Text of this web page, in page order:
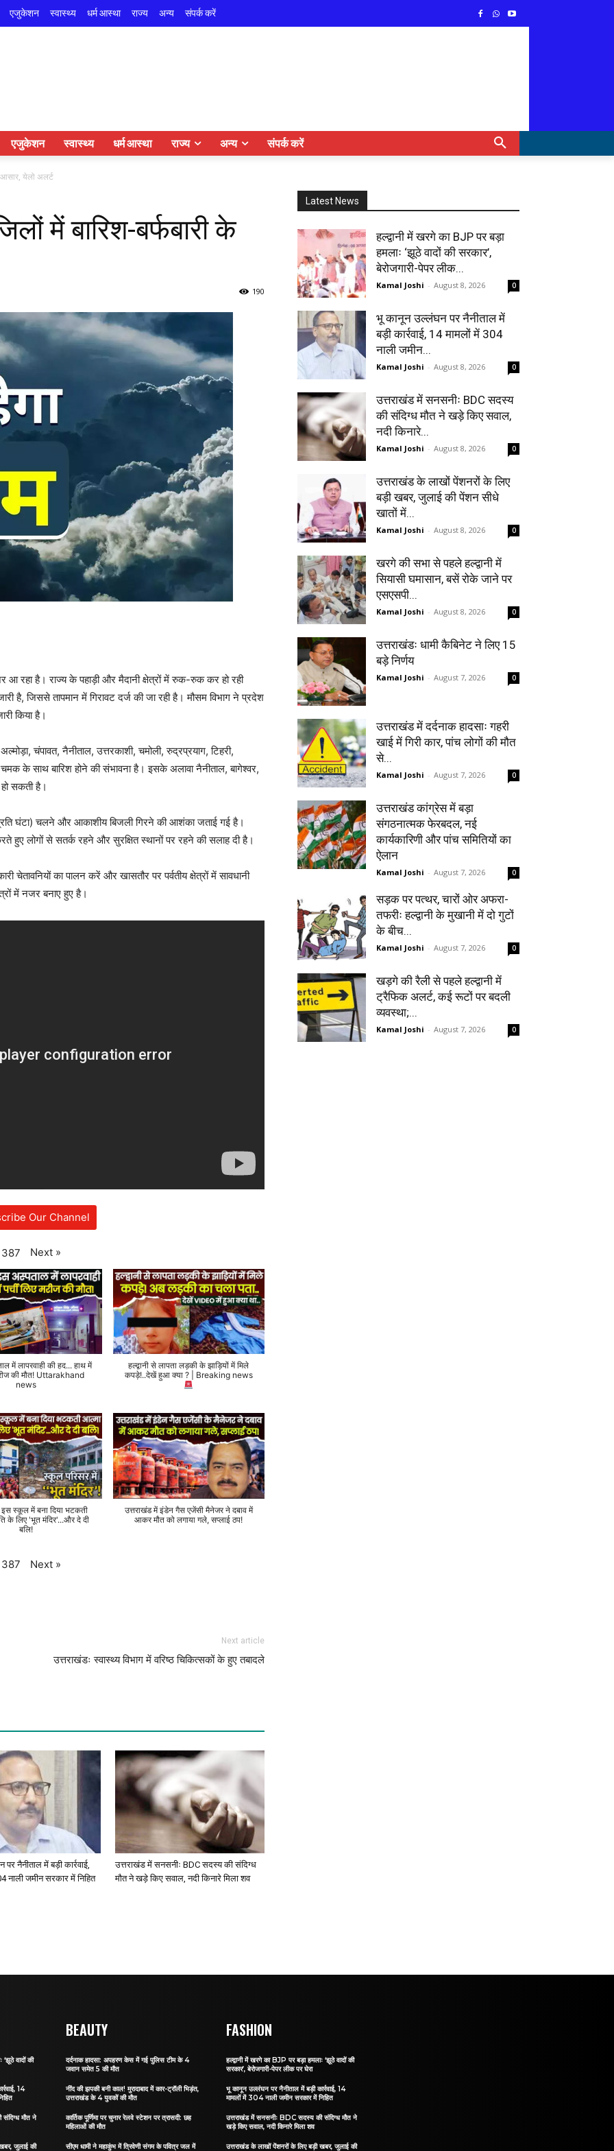
एजुकेशन स्वास्थ्य धर्म आस्था राज्य अन्य संपर्क करें
एजुकेशन स्वास्थ्य धर्म आस्था राज्य अन्य संपर्क करें
आसार, येलो अलर्ट
में बारिश-बर्फबारी के
190
रहा है। राज्य के पहाड़ी और मैदानी क्षेत्रों में रुक-रुक कर हो रही
है, जिससे तापमान में गिरावट दर्ज की जा रही है। मौसम विभाग ने प्रदेश
किया है।
चंपावत, नैनीताल, उत्तरकाशी, चमोली, रुद्रप्रयाग, टिहरी,
के साथ बारिश होने की संभावना है। इसके अलावा नैनीताल, बागेश्वर,
सकती है।
घंटा) चलने और आकाशीय बिजली गिरने की आशंका जताई गई है।
हुए लोगों से सतर्क रहने और सुरक्षित स्थानों पर रहने की सलाह दी है।
चेतावनियों का पालन करें और खासतौर पर पर्वतीय क्षेत्रों में सावधानी
में नजर बनाए हुए है।
Our Channel
387 Next »
में लापरवाही की हद... हाथ में
की मौत! Uttarakhand
news
हल्द्वानी से लापता लड़की के झाड़ियों में मिले
कपड़े!..देखें हुआ क्या ? | Breaking news
स्कूल में बना दिया भटकती
के लिए 'भूत मंदिर'...और दे दी
बलि!
उत्तराखंड में इंडेन गैस एजेंसी मैनेजर ने दबाव में
आकर मौत को लगाया गले, सप्लाई ठप!
387 Next »
Next article
उत्तराखंडः स्वास्थ्य विभाग में वरिष्ठ चिकित्सकों के हुए तबादले
नैनीताल में बड़ी कार्रवाई,
नाली जमीन सरकार में निहित
उत्तराखंड में सनसनीः BDC सदस्य की संदिग्ध
मौत ने खड़े किए सवाल, नदी किनारे मिला शव
Latest News
हल्द्वानी में खरगे का BJP पर बड़ा
हमलाः ‘झूठे वादों की सरकार’,
बेरोजगारी-पेपर लीक...
Kamal Joshi - August 8, 2026 0
भू कानून उल्लंघन पर नैनीताल में
बड़ी कार्रवाई, 14 मामलों में 304
नाली जमीन...
Kamal Joshi - August 8, 2026 0
उत्तराखंड में सनसनीः BDC सदस्य
की संदिग्ध मौत ने खड़े किए सवाल,
नदी किनारे...
Kamal Joshi - August 8, 2026 0
उत्तराखंड के लाखों पेंशनरों के लिए
बड़ी खबर, जुलाई की पेंशन सीधे
खातों में...
Kamal Joshi - August 8, 2026 0
खरगे की सभा से पहले हल्द्वानी में
सियासी घमासान, बसें रोके जाने पर
एसएसपी...
Kamal Joshi - August 8, 2026 0
उत्तराखंडः धामी कैबिनेट ने लिए 15
बड़े निर्णय
Kamal Joshi - August 7, 2026 0
उत्तराखंड में दर्दनाक हादसाः गहरी
खाई में गिरी कार, पांच लोगों की मौत
से...
Kamal Joshi - August 7, 2026 0
उत्तराखंड कांग्रेस में बड़ा
संगठनात्मक फेरबदल, नई
कार्यकारिणी और पांच समितियों का
ऐलान
Kamal Joshi - August 7, 2026 0
सड़क पर पत्थर, चारों ओर अफरा-
तफरीः हल्द्वानी के मुखानी में दो गुटों
के बीच...
Kamal Joshi - August 7, 2026 0
खड़गे की रैली से पहले हल्द्वानी में
ट्रैफिक अलर्ट, कई रूटों पर बदली
व्यवस्था;...
Kamal Joshi - August 7, 2026 0
वादों की
14
मौत ने
जुलाई की
BEAUTY
दर्दनाक हादसा: अपहरण केस में गई पुलिस टीम के 4
जवान समेत 5 की मौत
नींद की झपकी बनी काल! मुरादाबाद में कार-ट्रॉली भिड़ंत,
उत्तराखंड के 4 युवकों की मौत
कार्तिक पूर्णिमा पर चुनार रेलवे स्टेशन पर त्रासदी: छह
महिलाओं की मौत
सीएम धामी ने महाकुंभ में त्रिवेणी संगम के पवित्र जल में
FASHION
हल्द्वानी में खरगे का BJP पर बड़ा हमलाः ‘झूठे वादों की
सरकार’, बेरोजगारी-पेपर लीक पर घेरा
भू कानून उल्लंघन पर नैनीताल में बड़ी कार्रवाई, 14
मामलों में 304 नाली जमीन सरकार में निहित
उत्तराखंड में सनसनीः BDC सदस्य की संदिग्ध मौत ने
खड़े किए सवाल, नदी किनारे मिला शव
उत्तराखंड के लाखों पेंशनरों के लिए बड़ी खबर, जुलाई की